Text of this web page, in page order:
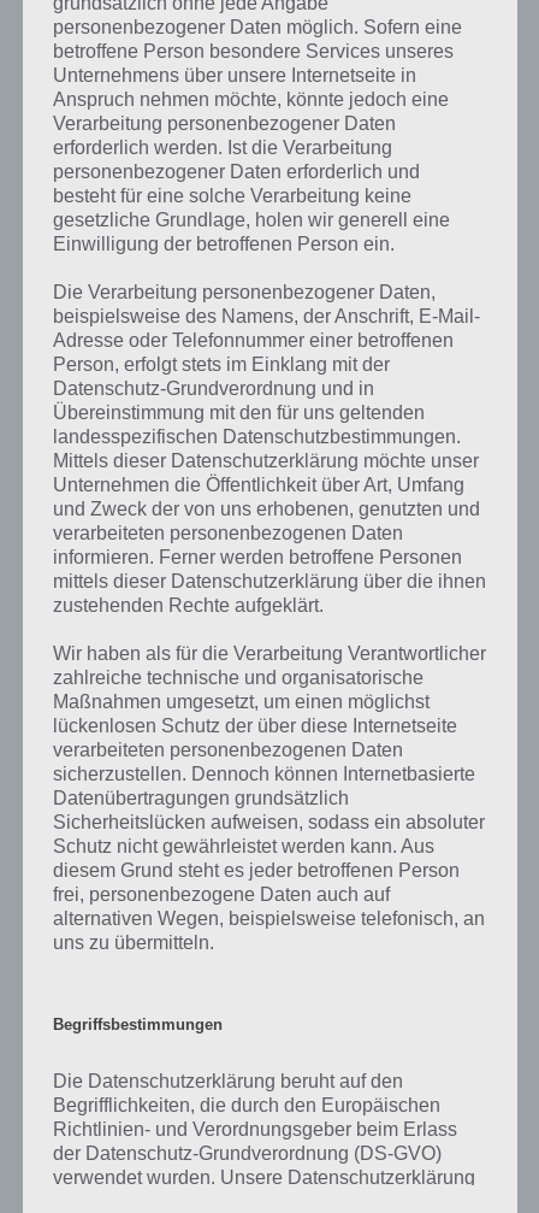
Kurze Begriffserklärung zur Lösung
Formen
4 Bilder 1 Wort, doch welche Bedeutung hat dieses eigentlich und
was gibt es dazu zu wissen? Passt das Wort auch zu Die Welt der
Kunst? Zu bestimmten Lösungen präsentieren wir daher auch
immer eine kurze Begriffserklärung!
Zu Formen haben wir zunächst keine weiteren Informationen parat!
Auf WhatsApp teilen Teilen auf Facebook
Mehr Artikel hier auf Touchportal
personenbezogener Daten möglich. Sofern eine
betroffene Person besondere Services unseres
Unternehmens über unsere Internetseite in
Anspruch nehmen möchte, könnte jedoch eine
Verarbeitung personenbezogener Daten
erforderlich werden. Ist die Verarbeitung
personenbezogener Daten erforderlich und
besteht für eine solche Verarbeitung keine
gesetzliche Grundlage, holen wir generell eine
Einwilligung der betroffenen Person ein.
Die Verarbeitung personenbezogener Daten,
beispielsweise des Namens, der Anschrift, E-Mail-
Adresse oder Telefonnummer einer betroffenen
Person, erfolgt stets im Einklang mit der
Datenschutz-Grundverordnung und in
Übereinstimmung mit den für uns geltenden
landesspezifischen Datenschutzbestimmungen.
Mittels dieser Datenschutzerklärung möchte unser
Unternehmen die Öffentlichkeit über Art, Umfang
und Zweck der von uns erhobenen, genutzten und
verarbeiteten personenbezogenen Daten
informieren. Ferner werden betroffene Personen
mittels dieser Datenschutzerklärung über die ihnen
zustehenden Rechte aufgeklärt.
Wir haben als für die Verarbeitung Verantwortlicher
zahlreiche technische und organisatorische
Maßnahmen umgesetzt, um einen möglichst
lückenlosen Schutz der über diese Internetseite
verarbeiteten personenbezogenen Daten
sicherzustellen. Dennoch können Internetbasierte
Datenübertragungen grundsätzlich
Sicherheitslücken aufweisen, sodass ein absoluter
Schutz nicht gewährleistet werden kann. Aus
diesem Grund steht es jeder betroffenen Person
frei, personenbezogene Daten auch auf
alternativen Wegen, beispielsweise telefonisch, an
uns zu übermitteln.
Begriffsbestimmungen
Die Datenschutzerklärung beruht auf den
Begrifflichkeiten, die durch den Europäischen
Richtlinien- und Verordnungsgeber beim Erlass
der Datenschutz-Grundverordnung (DS-GVO)
verwendet wurden. Unsere Datenschutzerklärung